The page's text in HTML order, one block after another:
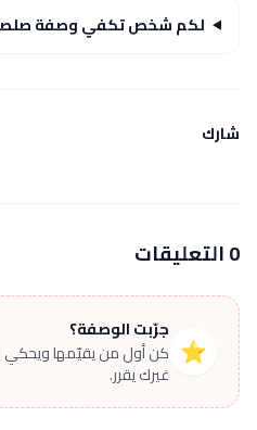
لكم شخص تكفي وصفة صلصة
شارك
0 التعليقات
⭐
جرّبت الوصفة؟
كن أول من يقيّمها ويحكي
غيرك يقرر.